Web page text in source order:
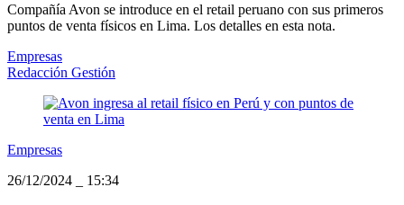
Compañía Avon se introduce en el retail peruano con sus primeros
puntos de venta físicos en Lima. Los detalles en esta nota.
Empresas
Redacción Gestión
Empresas
26/12/2024
15:34